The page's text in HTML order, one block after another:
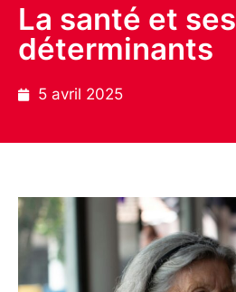
La santé et ses
déterminants
5 avril 2025